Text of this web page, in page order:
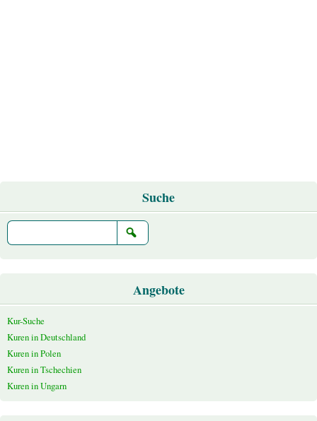
Suche
Angebote
Kur-Suche
Kuren in Deutschland
Kuren in Polen
Kuren in Tschechien
Kuren in Ungarn